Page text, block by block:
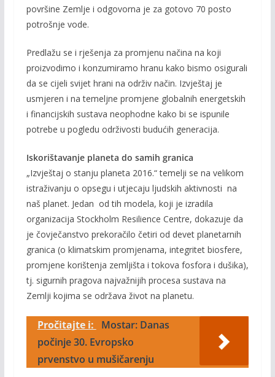
površine Zemlje i odgovorna je za gotovo 70 posto
potrošnje vode.
Predlažu se i rješenja za promjenu načina na koji
proizvodimo i konzumiramo hranu kako bismo osigurali
da se cijeli svijet hrani na održiv način. Izvještaj je
usmjeren i na temeljne promjene globalnih energetskih
i financijskih sustava neophodne kako bi se ispunile
potrebe u pogledu održivosti budućih generacija.
Iskorištavanje planeta do samih granica
„Izvještaj o stanju planeta 2016.“ temelji se na velikom
istraživanju o opsegu i utjecaju ljudskih aktivnosti na
naš planet. Jedan od tih modela, koji je izradila
organizacija Stockholm Resilience Centre, dokazuje da
je čovječanstvo prekoračilo četiri od devet planetarnih
granica (o klimatskim promjenama, integritet biosfere,
promjene korištenja zemljišta i tokova fosfora i dušika),
tj. sigurnih pragova najvažnijih procesa sustava na
Zemlji kojima se održava život na planetu.
Pročitajte i:
Mostar: Danas
počinje 30. Evropsko
prvenstvo u mušičarenju